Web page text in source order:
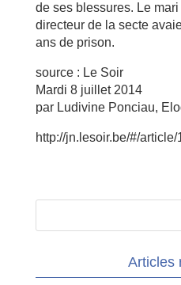
de ses blessures. Le
directeur de la secte
ans de prison.
source : Le Soir
Mardi 8 juillet 2014
par Ludivine Ponciau,
http://jn.lesoir.be/#/
Articles